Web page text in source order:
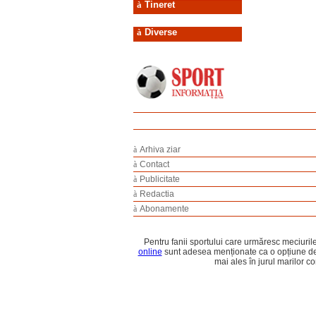
à Tineret
à Diverse
à Arhiva ziar
à Contact
à Publicitate
à Redactia
à Abonamente
Pentru fanii sportului care urmăresc
online sunt adesea menționate ca o opțiune
mai ales în jurul marilor